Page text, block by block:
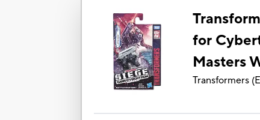
for
Masters
Transformers (